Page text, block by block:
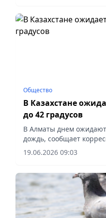
Общество
В Казахстане
до 42 градусов
В Алматы днем
дождь, сообщает
19.06.2026 09:03